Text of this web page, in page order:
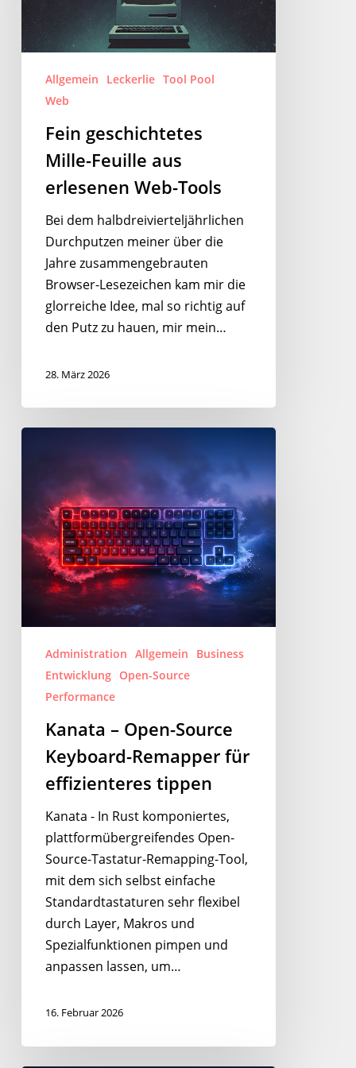
aus
erlesenen
Web-
Allgemein Leckerlie Tool Pool
Web
Fein geschichtetes
Mille-Feuille aus
erlesenen Web-Tools
Bei dem halbdreivierteljährlichen
Durchputzen meiner über die
Jahre zusammengebrauten
Browser-Lesezeichen kam mir die
glorreiche Idee, mal so richtig auf
den Putz zu hauen, mir mein…
28. März 2026
Source
Keyboard-
Remapper
für
effizienteres
tippen
Administration Allgemein
Business
Entwicklung Open-Source
Performance
Kanata – Open-Source
Keyboard-Remapper für
effizienteres tippen
Kanata - In Rust komponiertes,
plattformübergreifendes Open-
Source-Tastatur-Remapping-Tool,
mit dem sich selbst einfache
Standardtastaturen sehr flexibel
durch Layer, Makros und
Spezialfunktionen pimpen und
anpassen lassen, um…
16. Februar 2026